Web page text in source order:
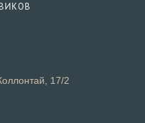
17/2